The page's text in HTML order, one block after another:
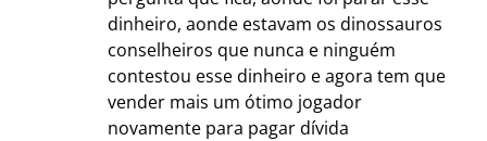
dinheiro, aonde estavam os dinossauros
conselheiros que nunca e ninguém
contestou esse dinheiro e agora tem que
vender mais um ótimo jogador
novamente para pagar dívida